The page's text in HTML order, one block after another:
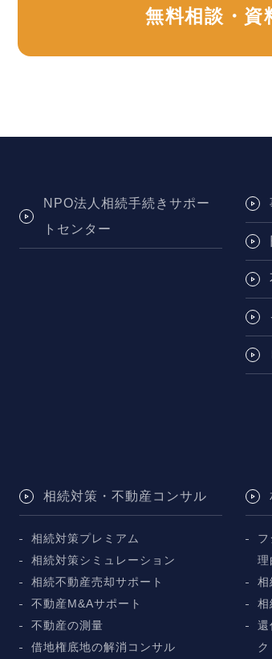
無料相談・資
NPO法人相続手続きサポー
トセンター
相続対策・不動産コンサル
相続対策プレミアム
相続対策シミュレーション
相続不動産売却サポート
不動産M&Aサポート
不動産の測量
借地権底地の解消コンサル
理
相
相
還
ク